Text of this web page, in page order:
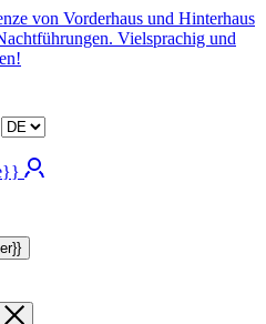
von Vorderhaus und Hinterhaus
Vielsprachig und